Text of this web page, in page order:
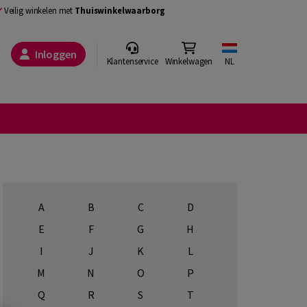
Veilig winkelen met Thuiswinkelwaarborg
Inloggen Klantenservice Winkelwagen NL
A B C
D
E
F G
H
I
J K
L
M
N O
P
Q
R S
T